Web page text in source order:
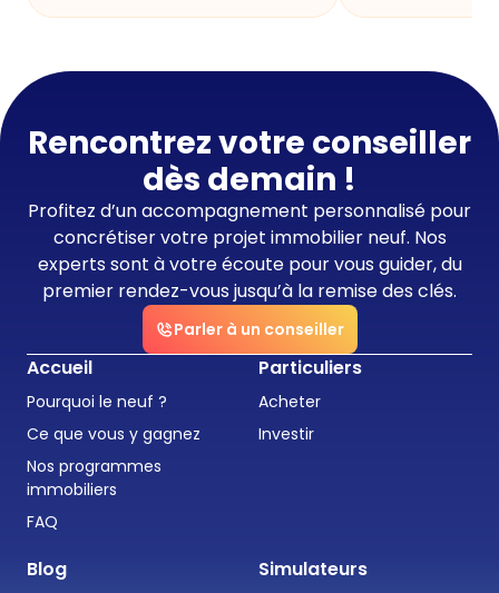
Rencontrez votre conseiller
dès demain !
Profitez d’un accompagnement personnalisé pour
concrétiser votre projet immobilier neuf. Nos
experts sont à votre écoute pour vous guider, du
premier rendez-vous jusqu’à la remise des clés.
Parler à un conseiller
Accueil
Pourquoi le neuf ?
Ce que vous y gagnez
Nos programmes
immobiliers
FAQ
Particuliers
Acheter
Investir
Blog Simulateurs